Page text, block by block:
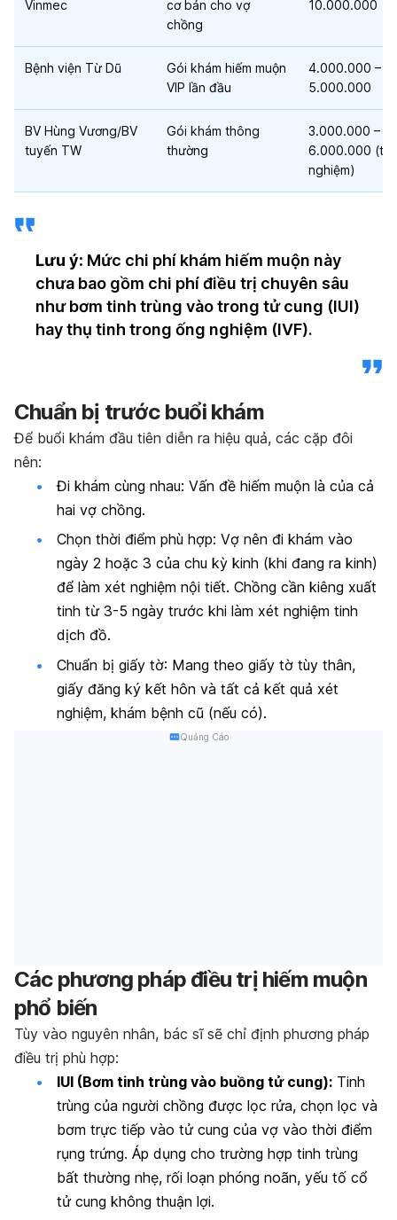
Vinmec
cơ bản cho vợ
chồng
10.000.000
Bệnh viện Từ Dũ
Gói khám hiếm muộn
VIP lần đầu
4.000.000 –
5.000.000
BV Hùng Vương/BV
tuyến TW
Gói khám thông
thường
3.000.000 –
6.000.000
nghiệm)
Lưu ý: Mức chi phí khám hiếm muộn này
chưa bao gồm chi phí điều trị chuyên sâu
như bơm tinh trùng vào trong tử cung (IUI)
hay thụ tinh trong ống nghiệm (IVF).
Chuẩn bị trước buổi khám
Để buổi khám đầu tiên diễn ra hiệu quả, các cặp đôi
nên:
Đi khám cùng nhau: Vấn đề hiếm muộn là của cả
hai vợ chồng.
Chọn thời điểm phù hợp: Vợ nên đi khám vào
ngày 2 hoặc 3 của chu kỳ kinh (khi đang ra kinh)
để làm xét nghiệm nội tiết. Chồng cần kiêng xuất
tinh từ 3-5 ngày trước khi làm xét nghiệm tinh
dịch đồ.
Chuẩn bị giấy tờ: Mang theo giấy tờ tùy thân,
giấy đăng ký kết hôn và tất cả kết quả xét
nghiệm, khám bệnh cũ (nếu có).
Quảng Cáo
Các phương pháp điều trị hiếm muộn
phổ biến
Tùy vào nguyên nhân, bác sĩ sẽ chỉ định phương pháp
điều trị phù hợp:
IUI (Bơm tinh trùng vào buồng tử cung): Tinh
trùng của người chồng được lọc rửa, chọn lọc và
bơm trực tiếp vào tử cung của vợ vào thời điểm
rụng trứng. Áp dụng cho trường hợp tinh trùng
bất thường nhẹ, rối loạn phóng noãn, yếu tố cổ
tử cung không thuận lợi.